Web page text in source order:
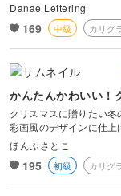
Danae Lettering
169 中級 カリグ
かんたんかわいい！
クリスマスに贈りたい
彩画風のデザインに仕上
ほんぶさとこ
195 初級 カリグ